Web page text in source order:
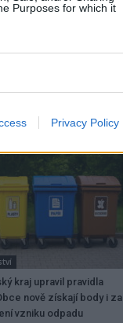
Purposes for which it
Privacy Policy
kraj upravil pravidla
nově získají body i za
vzniku odpadu